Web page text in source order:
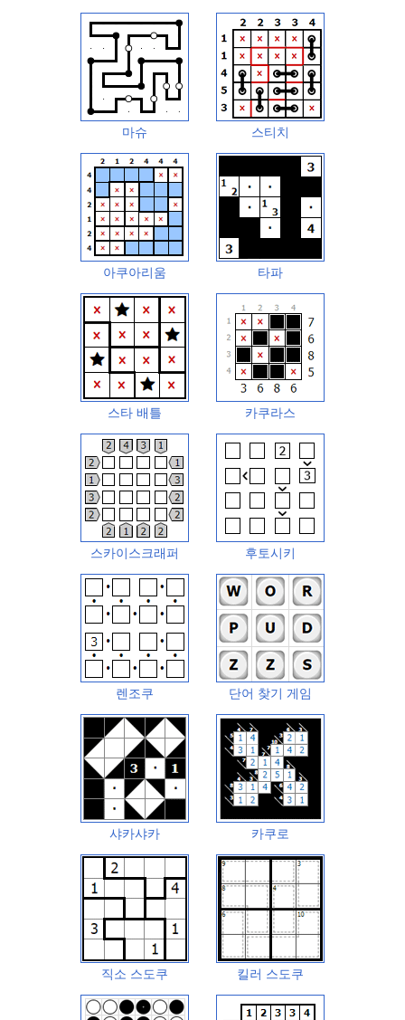
마슈 스티치
아쿠아리움 타파
스타 배틀 카쿠라스
스카이스크래퍼 후토시키
렌조쿠 단어 찾기 게임
샤카샤카 카쿠로
직소 스도쿠 킬러 스도쿠